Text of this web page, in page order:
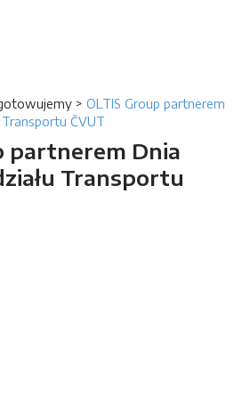
> OLTIS Group partnerem
ČVUT
partnerem Dnia
Transportu